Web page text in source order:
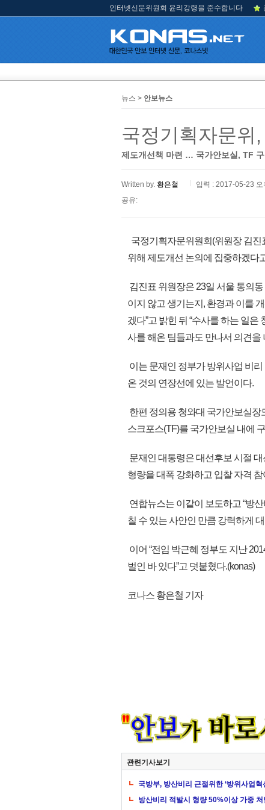
인터넷신문위원회 윤리강령을 준수합니다
뉴스 > 안보뉴스
국정기획자문위
제도개선책 마련 … 국가안보실, TF 구
Written by. 황은철
입력 : 2017-05-23 오
공유:
국정기획자문위원회(위원장 김
위해 제도개선 논의에 집중하겠다
김진표 위원장은 23일 서울 통의
이지 않고 생기는지, 환경과 이를
겠다”고 밝힌 뒤 “수사를 하는 일
사를 해온 팀들과도 만나서 의견을
이는 문재인 정부가 방위사업 비
온 것의 연장선에 있는 발언이다.
한편 정의용 청와대 국가안보실장
스크포스(TF)를 국가안보실 내에
문재인 대통령은 대선후보 시절
형량을 대폭 강화하고 입찰 자격
연합뉴스는 이같이 보도하고 “방
칠 수 있는 사안인 만큼 강력하게
이어 “전임 박근혜 정부도 지난
벌인 바 있다”고 덧붙혔다.(konas)
코나스 황은철 기자
관련기사보기
국방부, 방산비리 근절위한 ‘방위사업혁
방산비리 적발시 형량 50%이상 가중 처